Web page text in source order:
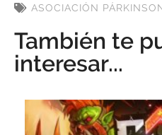
ASOCIACIÓN
También te
interesar...